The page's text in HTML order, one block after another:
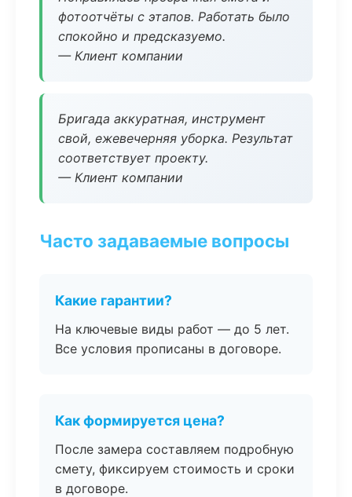
фотоотчёты с этапов. Работать было
спокойно и предсказуемо.
— Клиент компании
Бригада аккуратная, инструмент
свой, ежевечерняя уборка. Результат
соответствует проекту.
— Клиент компании
Часто задаваемые вопросы
Какие гарантии?
На ключевые виды работ — до 5 лет.
Все условия прописаны в договоре.
Как формируется цена?
После замера составляем подробную
смету, фиксируем стоимость и сроки
в договоре.